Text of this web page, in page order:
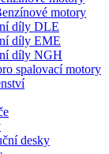
motory
díly DLE
díly EME
díly NGH
spalovací motory
desky